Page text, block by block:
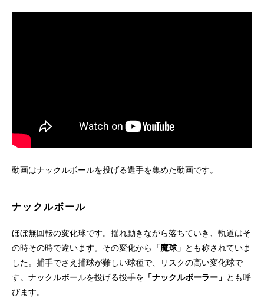
動画はナックルボールを投げる選手を集めた動画です。
ナックルボール
ほぼ無回転の変化球です。揺れ動きながら落ちていき、軌道はそ
の時その時で違います。その変化から 「魔球」 とも称されていま
した。捕手でさえ捕球が難しい球種で、リスクの高い変化球で
す。ナックルボールを投げる投手を 「ナックルボーラー」 とも呼
びます。